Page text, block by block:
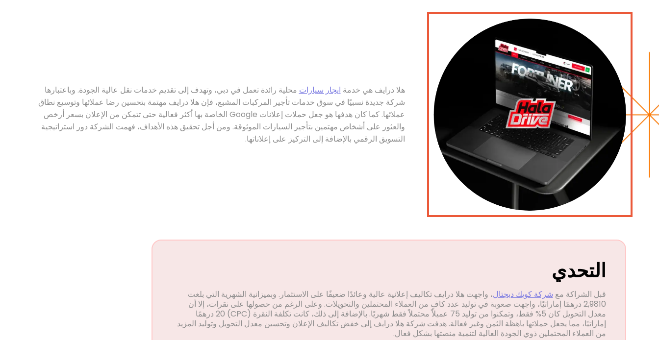
هلا درايف هي خدمة ايجار سيارات محلية رائدة تعمل في دبي، وتهدف إلى تقديم خدمات نقل عالية الجودة. وباعتبارها
شركة جديدة نسبيًا في سوق خدمات تأجير المركبات المشبع، فإن هلا درايف مهتمة بتحسين رضا عملائها وتوسيع نطاق
عملائها. كما كان هدفها هو جعل حملات إعلانات Google الخاصة بها أكثر فعالية حتى تتمكن من الإعلان بسعر أرخص
والعثور على أشخاص مهتمين بتأجير السيارات الموثوقة. ومن أجل تحقيق هذه الأهداف، فهمت الشركة دور استراتيجية
التسويق الرقمي بالإضافة إلى التركيز على إعلاناتها.
التحدي
قبل الشراكة مع شركة كويك ديجتال، واجهت هلا درايف تكاليف إعلانية عالية وعائدًا ضعيفًا على الاستثمار. وبميزانية الشهرية التي بلغت
2,9810 درهمًا إماراتيًا، واجهت صعوبة في توليد عدد كافٍ من العملاء المحتملين والتحويلات. وعلى الرغم من حصولها على نقرات، إلا أن
معدل التحويل كان 5% فقط، وتمكنوا من توليد 75 عميلاً محتملاً فقط شهريًا. بالإضافة إلى ذلك، كانت تكلفة النقرة (CPC) 20 درهمًا
إماراتيًا، مما يجعل حملاتها باهظة الثمن وغير فعالة. هدفت شركة هلا درايف إلى خفض تكاليف الإعلان وتحسين معدل التحويل وتوليد المزيد
من العملاء المحتملين ذوي الجودة العالية لتنمية منصتها بشكل فعال.